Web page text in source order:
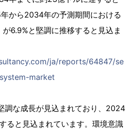
から2034年の予測期間における
6.9%と堅調に推移すると見込ま
ja/reports/64847/se
market
調な成長が見込まれており、2024
ると見込まれています。環境意識